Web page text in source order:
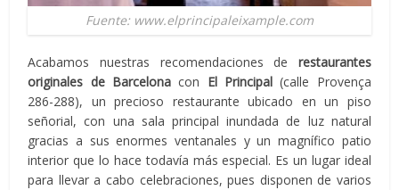
Fuente: www.elprincipaleixample.com
Acabamos nuestras recomendaciones de restaurantes
originales de Barcelonacon El Principal (calle Provença
286-288), un precioso restaurante ubicado en un piso
señorial, con una sala principal inundada de luz natural
gracias a sus enormes ventanales y un magnífico patio
interior que lo hace todavía más especial. Es un lugar ideal
para llevar a cabo celebraciones, pues disponen de varios